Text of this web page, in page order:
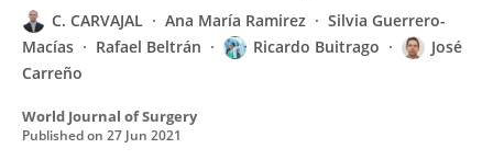
C. CARVAJAL Ana María Ramirez
Silvia Guerrero-
Macías
Rafael Beltrán Ricardo Buitrago
José
Carreño
World Journal of Surgery
Published on 27 Jun 2021